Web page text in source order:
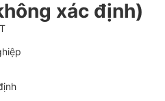
xác định)